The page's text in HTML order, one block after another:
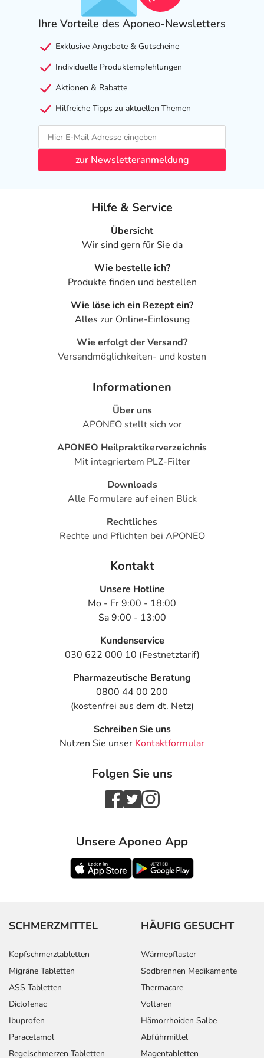
- Diabetes mellitus (Zuckerkrankheit): Nur bei guter
Überwachung, da es leicht zu einer Unterzuckerung
- Längeres strenges Fasten: Es kann leicht zu einer
Unterzuckerung kommen
- Phäochromocytom (Adrenalin produzierender Tumor)
- Stark eingeschränkte Leberfunktion
- Akuter Herzinfarkt
- Schuppenflechte (Psoriasis)
- Bevorstehende Operation
- Herzerkrankung, wie:
- Herzschwäche
- Herzklappenerkrankungen
- Herzmuskelerkrankungen
- Eingeschränkte Nierenfunktion
- Prinzmetal-Angina (spezielle Form der Angina
- Schilddrüsenüberfunktion
auch eine gerade laufende Desensibilisierungstherapie
Welche Altersgruppe ist zu beachten?
- Kinder unter 6 Jahren: Das Arzneimittel sollte in der
Regel in dieser Altersgruppe nicht angewendet werden.
Altersgruppe sollte das Arzneimittel nur bei bestimmten
Anwendungsgebieten eingesetzt werden. Fragen Sie
hierzu Ihren Arzt oder Apotheker.
besonderer Vorsicht anzuwenden.
Was ist mit Schwangerschaft und Stillzeit?
- Schwangerschaft: Wenden Sie sich an Ihren Arzt. Es
spielen verschiedene Überlegungen eine Rolle, ob und
wie das Arzneimittel in der Schwangerschaft angewendet
werden kann.
Er wird Ihre besondere Ausgangslage prüfen und Sie
weitermachen können.
Ist Ihnen das Arzneimittel trotz einer Gegenanzeige
verordnet worden, sprechen Sie mit Ihrem Arzt oder
Apotheker. Der therapeutische Nutzen kann höher sein,
als das Risiko, das die Anwendung bei einer
Gegenanzeige in sich birgt.
Nebenwirkungen
Welche unerwünschten Wirkungen können auftreten?
- Magen-Darm-Beschwerden, wie:
- Gewichtszunahme
- Mundtrockenheit
- Kopfschmerzen
- Konzentrationsstörungen
- Delirium (Verwirrtheit), evtl. mit Halluzinationen
- Alpträume und verstärkte Traumaktivität
- Schwitzen
- Missempfindungen, wie Kribbeln, Ameisenlaufen oder
Taubheit
- Kältegefühl an Armen und Beinen
- Muskelschwäche
- Muskelkrämpfe, vor allem Wadenkrämpfe
Ihre Vorteile des Aponeo-Newsletters
Exklusive Angebote & Gutscheine
Individuelle Produktempfehlungen
Aktionen & Rabatte
Hilfreiche Tipps zu aktuellen Themen
zur Newsletteranmeldung
Hilfe & Service
Übersicht
Wir sind gern für Sie da
Wie bestelle ich?
Produkte finden und bestellen
Wie löse ich ein Rezept ein?
Alles zur Online-Einlösung
Wie erfolgt der Versand?
Versandmöglichkeiten- und kosten
Informationen
Über uns
APONEO stellt sich vor
APONEO Heilpraktikerverzeichnis
Mit integriertem PLZ-Filter
Downloads
Alle Formulare auf einen Blick
Rechtliches
Rechte und Pflichten bei APONEO
Kontakt
Unsere Hotline
Mo - Fr 9:00 - 18:00
Sa 9:00 - 13:00
Kundenservice
030 622 000 10 (Festnetztarif)
Pharmazeutische Beratung
0800 44 00 200
(kostenfrei aus dem dt. Netz)
Schreiben Sie uns
Nutzen Sie unser Kontaktformular
Folgen Sie uns
Unsere Aponeo App
SCHMERZMITTEL
Kopfschmerztabletten
Migräne Tabletten
ASS Tabletten
Diclofenac
Ibuprofen
Paracetamol
Regelschmerzen Tabletten
HÄUFIG GESUCHT
Wärmepflaster
Sodbrennen Medikamente
Thermacare
Voltaren
Hämorrhoiden Salbe
Abführmittel
Magentabletten